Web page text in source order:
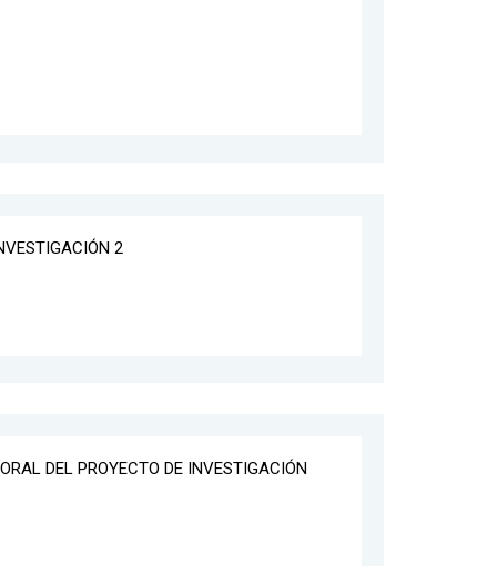
2
DEL PROYECTO DE INVESTIGACIÓN